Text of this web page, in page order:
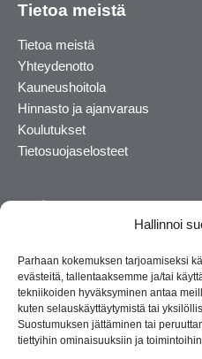
Hallinnoi
Parhaan kokemuksen tarjoamiseksi
evästeitä, tallentaaksemme ja/tai
tekniikoiden hyväksyminen antaa
kuten selauskäyttäytymistä tai
Suostumuksen jättäminen tai
tiettyihin ominaisuuksiin ja
Tietoa meistä
Tietoa meistä
Yhteydenotto
Kauneushoitola
Hinnasto ja ajanvaraus
Koulutukset
Tietosuojaselosteet